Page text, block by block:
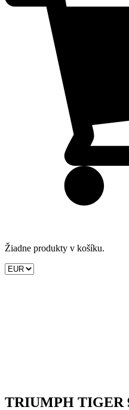
Žiadne produkty v košíku.
TRIUMPH TIGER